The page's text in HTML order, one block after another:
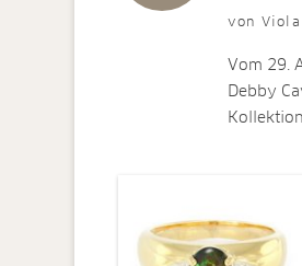
von
Vom 29.
Debby